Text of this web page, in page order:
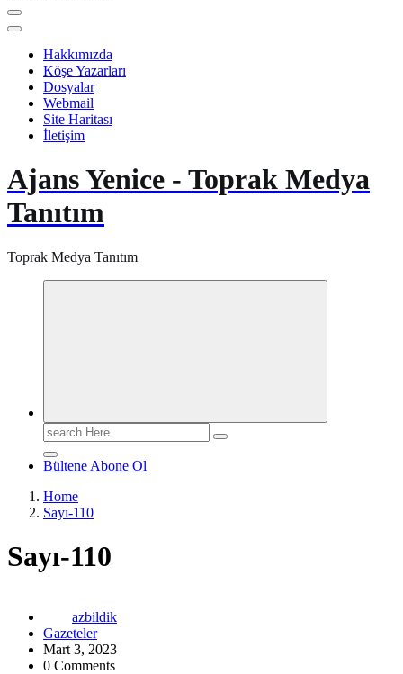
Hakkımızda
Köşe Yazarları
Dosyalar
Webmail
Site Haritası
İletişim
Ajans Yenice - Toprak Medya
Tanıtım
Toprak Medya Tanıtım
Search
for:
Bültene Abone Ol
Home
Sayı-110
Sayı-110
azbildik
Gazeteler
Mart 3, 2023
0 Comments